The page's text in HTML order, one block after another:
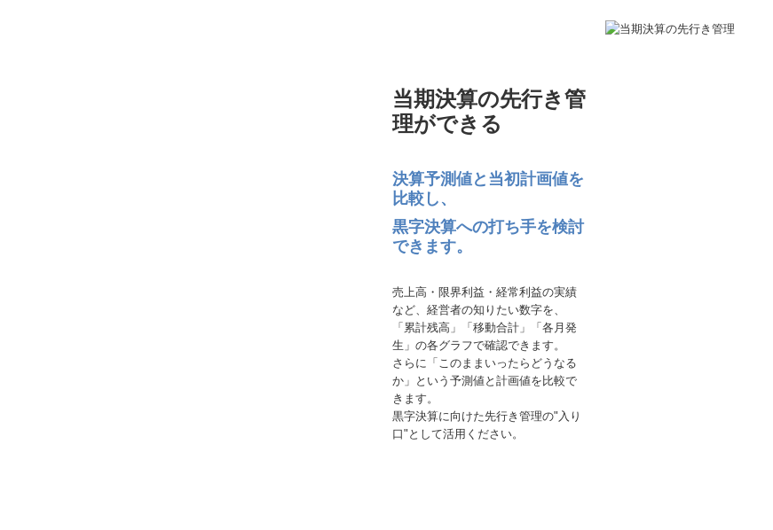
当期決算の先行き管
理ができる
決算予測値と当初計画値を
比較し、
黒字決算への打ち手を検討
できます。
売上高・限界利益・経常利益の実績
など、経営者の知りたい数字を、
「累計残高」「移動合計」「各月発
生」の各グラフで確認できます。
さらに「このままいったらどうなる
か」という予測値と計画値を比較で
きます。
黒字決算に向けた先行き管理の"入り
口"として活用ください。